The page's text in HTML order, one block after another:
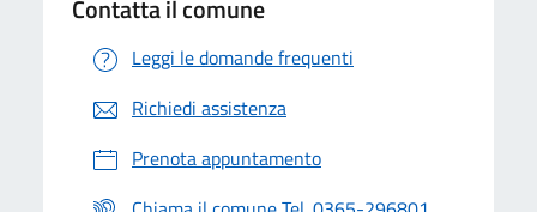
Contatta il comune
Leggi le domande frequenti
Richiedi assistenza
Prenota appuntamento